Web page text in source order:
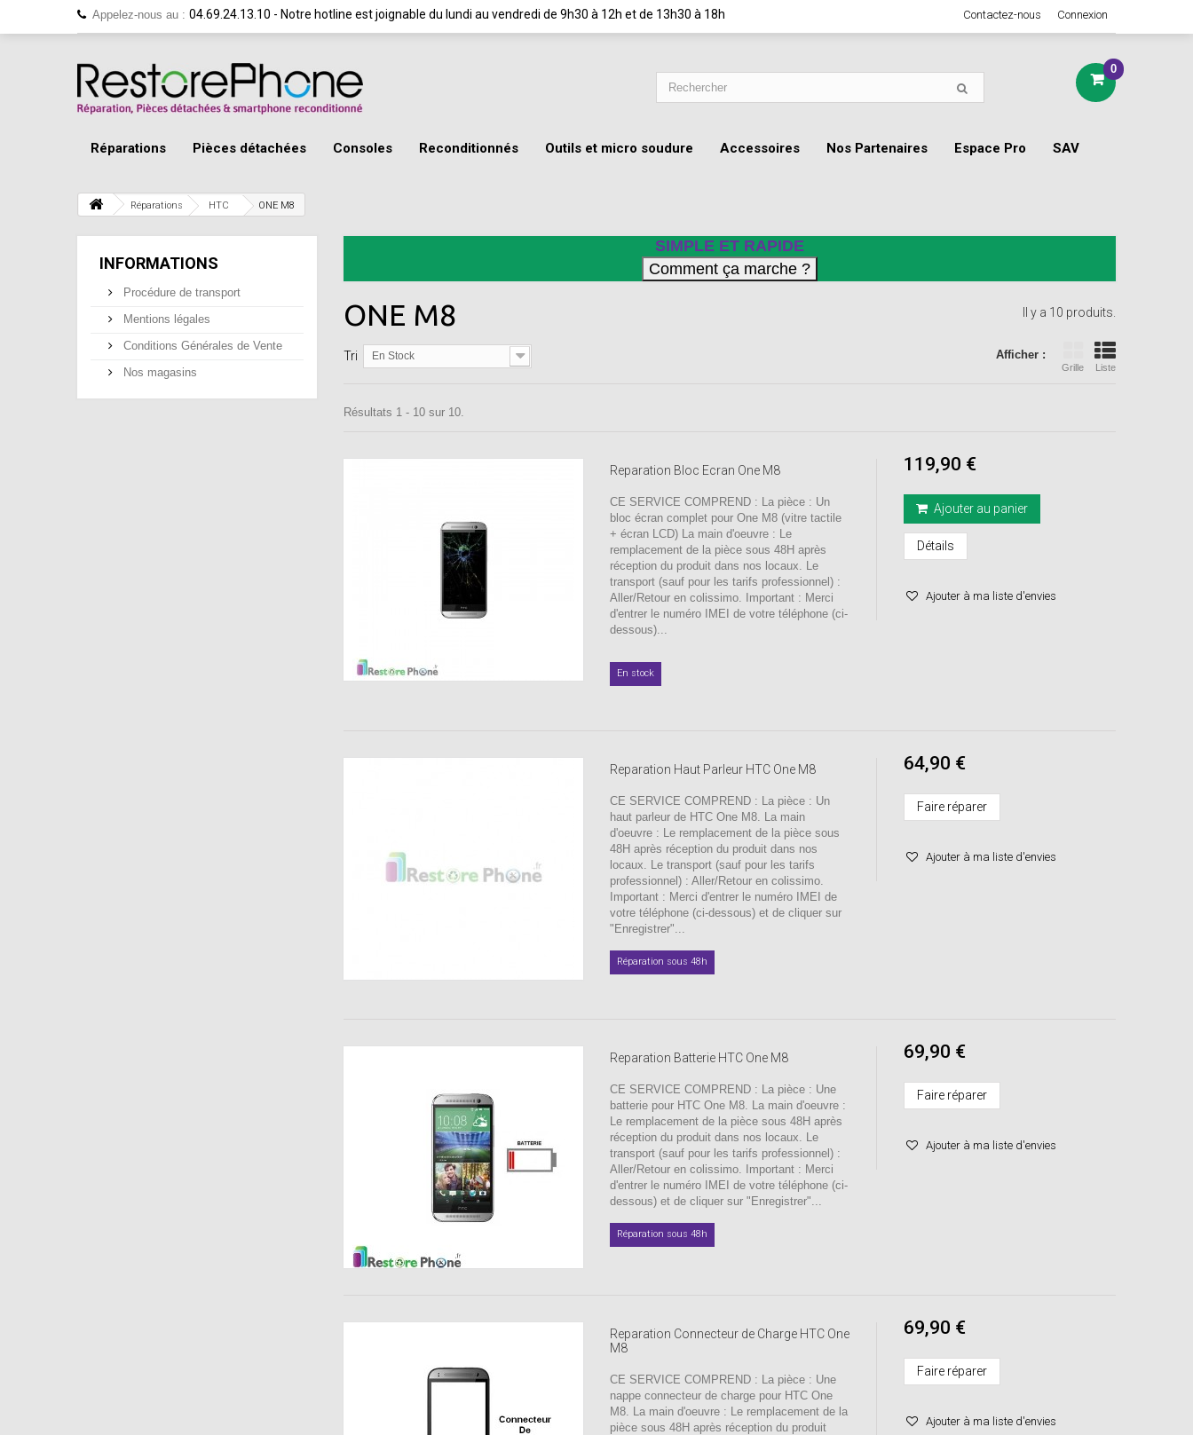
Connexion
Contactez-nous
Appelez-nous au : 04.69.24.13.10 - Notre hotline est joignable du lundi au vendredi de 9h30 à 12h et de 13h30 à 18h
0
Réparations Pièces détachées Consoles Reconditionnés Outils et micro soudure Accessoires Nos Partenaires Espace Pro SAV
Réparations HTC ONE M8
INFORMATIONS
Procédure de transport
Mentions légales
Conditions Générales de Vente
Nos magasins
SIMPLE ET RAPIDE
ONE M8 Il y a 10 produits.
Afficher :
Grille Liste
Tri En Stock
Résultats 1 - 10 sur 10.
Reparation Bloc Ecran One M8
CE SERVICE COMPREND : La pièce : Un
bloc écran complet pour One M8 (vitre tactile
+ écran LCD) La main d'oeuvre : Le
remplacement de la pièce sous 48H après
réception du produit dans nos locaux. Le
transport (sauf pour les tarifs professionnel) :
Aller/Retour en colissimo. Important : Merci
d'entrer le numéro IMEI de votre téléphone (ci-
dessous)...
En stock
119,90 €
Ajouter au panier
Détails
Ajouter à ma liste d'envies
Reparation Haut Parleur HTC One M8
CE SERVICE COMPREND : La pièce : Un
haut parleur de HTC One M8. La main
d'oeuvre : Le remplacement de la pièce sous
48H après réception du produit dans nos
locaux. Le transport (sauf pour les tarifs
professionnel) : Aller/Retour en colissimo.
Important : Merci d'entrer le numéro IMEI de
votre téléphone (ci-dessous) et de cliquer sur
"Enregistrer"...
Réparation sous 48h
64,90 €
Faire réparer
Ajouter à ma liste d'envies
Reparation Batterie HTC One M8
CE SERVICE COMPREND : La pièce : Une
batterie pour HTC One M8. La main d'oeuvre :
Le remplacement de la pièce sous 48H après
réception du produit dans nos locaux. Le
transport (sauf pour les tarifs professionnel) :
Aller/Retour en colissimo. Important : Merci
d'entrer le numéro IMEI de votre téléphone (ci-
dessous) et de cliquer sur "Enregistrer"...
Réparation sous 48h
69,90 €
Faire réparer
Ajouter à ma liste d'envies
Reparation Connecteur de Charge HTC One
M8
CE SERVICE COMPREND : La pièce : Une
nappe connecteur de charge pour HTC One
M8. La main d'oeuvre : Le remplacement de la
pièce sous 48H après réception du produit
69,90 €
Faire réparer
Ajouter à ma liste d'envies